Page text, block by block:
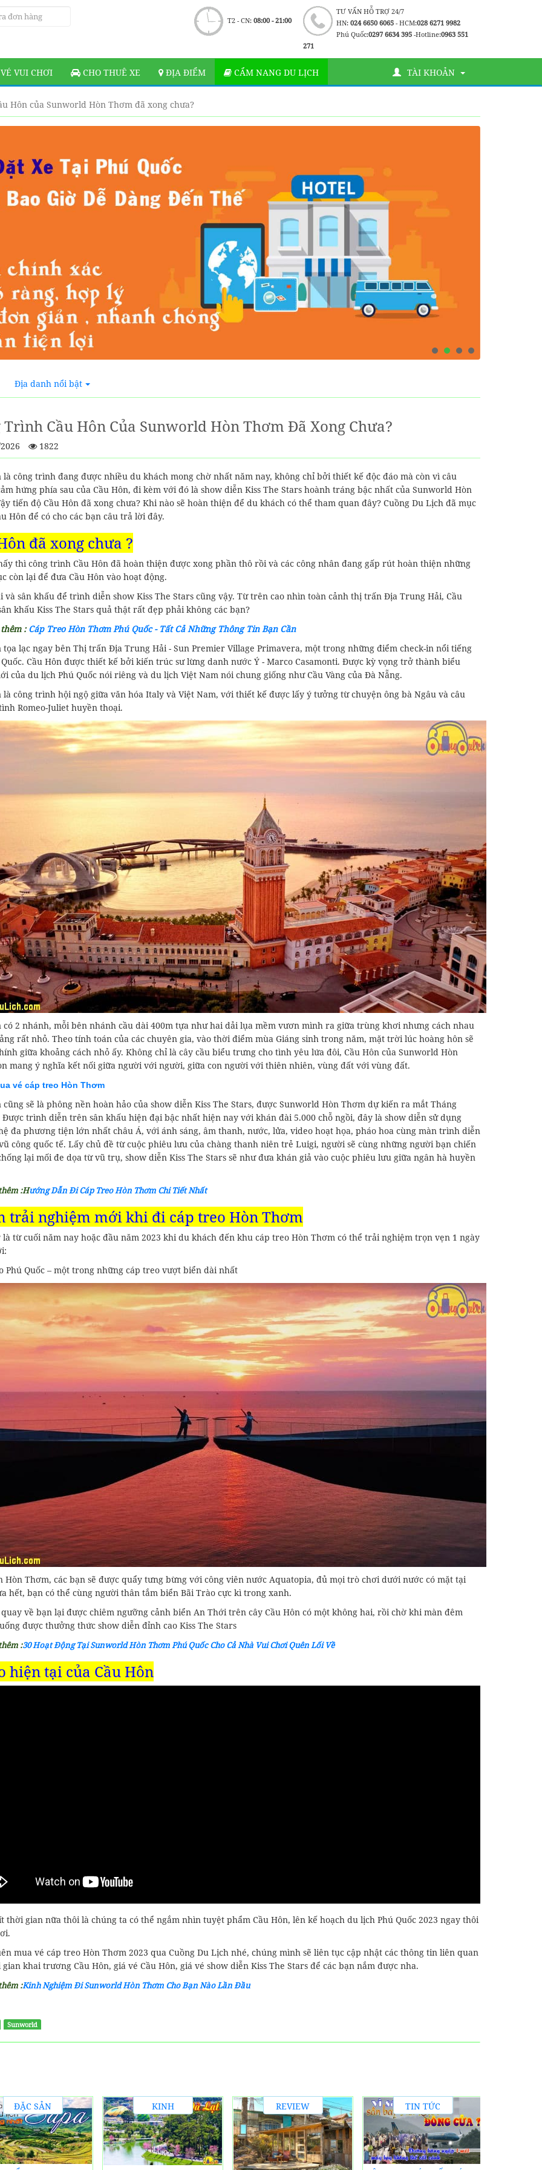
TƯ VẤN HỖ TRỢ 24/7
HN: 024 6650 6065- HCM:028 6271 9982
Phú Quốc:0297 6634 395 -Hotline:0963 551
271
T2 - CN: 08:00 - 21:00
VÉ VUI CHƠI CHO THUÊ XE ĐỊA ĐIỂM CẨM NANG DU LỊCH TÀI KHOẢN
Hôn của Sunworld Hòn Thơm đã xong chưa?
Địa danh nổi bật
Trình Cầu Hôn Của Sunworld Hòn Thơm Đã Xong Chưa?
1822
là công trình đang được nhiều du khách mong chờ nhất năm nay, không chỉ bởi thiết kế độc đáo mà còn vì câu
hứng phía sau của Cầu Hôn, đi kèm với đó là show diễn Kiss The Stars hoành tráng bậc nhất của Sunworld Hòn
tiến độ Cầu Hôn đã xong chưa? Khi nào sẽ hoàn thiện để du khách có thể tham quan đây? Cuồng Du Lịch đã mục
Hôn để có cho các bạn câu trả lời đây.
đã xong chưa ?
thì công trình Cầu Hôn đã hoàn thiện được xong phần thô rồi và các công nhân đang gấp rút hoàn thiện những
còn lại để đưa Cầu Hôn vào hoạt động.
và sân khấu để trình diễn show Kiss The Stars cũng vậy. Từ trên cao nhìn toàn cảnh thị trấn Địa Trung Hải, Cầu
khấu Kiss The Stars quả thật rất đẹp phải không các bạn?
: Cáp Treo Hòn Thơm Phú Quốc - Tất Cả Những Thông Tin Bạn Cần
tọa lạc ngay bên Thị trấn Địa Trung Hải - Sun Premier Village Primavera, một trong những điểm check-in nổi tiếng
Quốc. Cầu Hôn được thiết kế bởi kiến trúc sư lừng danh nước Ý - Marco Casamonti. Được kỳ vọng trở thành biểu
của du lịch Phú Quốc nói riêng và du lịch Việt Nam nói chung giống như Cầu Vàng của Đà Nẵng.
là công trình hội ngộ giữa văn hóa Italy và Việt Nam, với thiết kế được lấy ý tưởng từ chuyện ông bà Ngâu và câu
Romeo-Juliet huyền thoại.
có 2 nhánh, mỗi bên nhánh cầu dài 400m tựa như hai dải lụa mềm vươn mình ra giữa trùng khơi nhưng cách nhau
rất nhỏ. Theo tính toán của các chuyên gia, vào thời điểm mùa Giáng sinh trong năm, mặt trời lúc hoàng hôn sẽ
giữa khoảng cách nhỏ ấy. Không chỉ là cây cầu biểu trưng cho tình yêu lứa đôi, Cầu Hôn của Sunworld Hòn
mang ý nghĩa kết nối giữa người với người, giữa con người với thiên nhiên, vùng đất với vùng đất.
vé cáp treo Hòn Thơm
cũng sẽ là phông nền hoàn hảo của show diễn Kiss The Stars, được Sunworld Hòn Thơm dự kiến ra mắt Tháng
Được trình diễn trên sân khấu hiện đại bậc nhất hiện nay với khán đài 5.000 chỗ ngồi, đây là show diễn sử dụng
đa phương tiện lớn nhất châu Á, với ánh sáng, âm thanh, nước, lửa, video hoạt họa, pháo hoa cùng màn trình diễn
công quốc tế. Lấy chủ đề từ cuộc phiêu lưu của chàng thanh niên trẻ Luigi, người sẽ cùng những người bạn chiến
lại mối đe dọa từ vũ trụ, show diễn Kiss The Stars sẽ như đưa khán giả vào cuộc phiêu lưu giữa ngân hà huyền
:Hướng Dẫn Đi Cáp Treo Hòn Thơm Chi Tiết Nhất
trải nghiệm mới khi đi cáp treo Hòn Thơm
là từ cuối năm nay hoặc đầu năm 2023 khi du khách đến khu cáp treo Hòn Thơm có thể trải nghiệm trọn vẹn 1 ngày
Phú Quốc – một trong những cáp treo vượt biển dài nhất
Hòn Thơm, các bạn sẽ được quẩy tưng bừng với công viên nước Aquatopia, đủ mọi trò chơi dưới nước có mặt tại
hết, bạn có thể cùng người thân tắm biển Bãi Trào cực kì trong xanh.
về bạn lại được chiêm ngưỡng cảnh biển An Thới trên cây Cầu Hôn có một không hai, rồi chờ khi màn đêm
được thưởng thức show diễn đỉnh cao Kiss The Stars
:30 Hoạt Động Tại Sunworld Hòn Thơm Phú Quốc Cho Cả Nhà Vui Chơi Quên Lối Về
hiện tại của Cầu Hôn
thời gian nữa thôi là chúng ta có thể ngắm nhìn tuyệt phẩm Cầu Hôn, lên kế hoạch du lịch Phú Quốc 2023 ngay thôi
mua vé cáp treo Hòn Thơm 2023 qua Cuồng Du Lịch nhé, chúng mình sẽ liên tục cập nhật các thông tin liên quan
khai trương Cầu Hôn, giá vé Cầu Hôn, giá vé show diễn Kiss The Stars để các bạn nắm được nha.
:Kinh Nghiệm Đi Sunworld Hòn Thơm Cho Bạn Nào Lần Đầu
Sunworld
ĐẶC SẢN
ĐỊA
PHƯƠNG
KINH
NGHIỆM
DU LỊCH
REVIEW
TRẢI
NGHIỆM
TIN TỨC
SỰ KIỆN